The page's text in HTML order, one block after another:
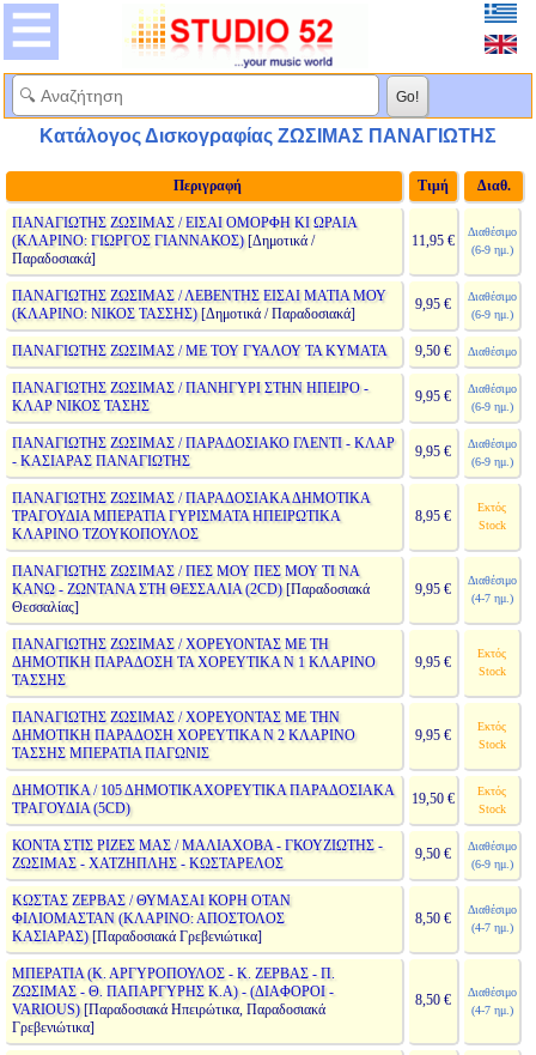
Κατάλογος Δισκογραφίας ΖΩΣΙΜΑΣ ΠΑΝΑΓΙΩΤΗΣ
Περιγραφή Τιμή Διαθ.
ΠΑΝΑΓΙΩΤΗΣ ΖΩΣΙΜΑΣ / ΕΙΣΑΙ ΟΜΟΡΦΗ ΚΙ ΩΡΑΙΑ
(ΚΛΑΡΙΝΟ: ΓΙΩΡΓΟΣ ΓΙΑΝΝΑΚΟΣ)[Δημοτικά /
Παραδοσιακά]
11,95 €
Διαθέσιμο
(6-9 ημ.)
ΠΑΝΑΓΙΩΤΗΣ ΖΩΣΙΜΑΣ / ΛΕΒΕΝΤΗΣ ΕΙΣΑΙ ΜΑΤΙΑ ΜΟΥ
(ΚΛΑΡΙΝΟ: ΝΙΚΟΣ ΤΑΣΣΗΣ)[Δημοτικά / Παραδοσιακά]
9,95 €
Διαθέσιμο
(6-9 ημ.)
ΠΑΝΑΓΙΩΤΗΣ ΖΩΣΙΜΑΣ / ΜΕ ΤΟΥ ΓΥΑΛΟΥ ΤΑ ΚΥΜΑΤΑ 9,50 € Διαθέσιμο
ΠΑΝΑΓΙΩΤΗΣ ΖΩΣΙΜΑΣ / ΠΑΝΗΓΥΡΙ ΣΤΗΝ ΗΠΕΙΡΟ -
ΚΛΑΡ ΝΙΚΟΣ ΤΑΣΗΣ
9,95 €
Διαθέσιμο
(6-9 ημ.)
ΠΑΝΑΓΙΩΤΗΣ ΖΩΣΙΜΑΣ / ΠΑΡΑΔΟΣΙΑΚΟ ΓΛΕΝΤΙ - ΚΛΑΡ
- ΚΑΣΙΑΡΑΣ ΠΑΝΑΓΙΩΤΗΣ
9,95 €
Διαθέσιμο
(6-9 ημ.)
ΠΑΝΑΓΙΩΤΗΣ ΖΩΣΙΜΑΣ / ΠΑΡΑΔΟΣΙΑΚΑ ΔΗΜΟΤΙΚΑ
ΤΡΑΓΟΥΔΙΑ ΜΠΕΡΑΤΙΑ ΓΥΡΙΣΜΑΤΑ ΗΠΕΙΡΩΤΙΚΑ
ΚΛΑΡΙΝΟ ΤΖΟΥΚΟΠΟΥΛΟΣ
8,95 €
Εκτός
Stock
ΠΑΝΑΓΙΩΤΗΣ ΖΩΣΙΜΑΣ / ΠΕΣ ΜΟΥ ΠΕΣ ΜΟΥ ΤΙ ΝΑ
ΚΑΝΩ - ΖΩΝΤΑΝΑ ΣΤΗ ΘΕΣΣΑΛΙΑ (2CD)[Παραδοσιακά
Θεσσαλίας]
9,95 €
Διαθέσιμο
(4-7 ημ.)
ΠΑΝΑΓΙΩΤΗΣ ΖΩΣΙΜΑΣ / ΧΟΡΕΥΟΝΤΑΣ ΜΕ ΤΗ
ΔΗΜΟΤΙΚΗ ΠΑΡΑΔΟΣΗ ΤΑ ΧΟΡΕΥΤΙΚΑ Ν 1 ΚΛΑΡΙΝΟ
ΤΑΣΣΗΣ
9,95 €
Εκτός
Stock
ΠΑΝΑΓΙΩΤΗΣ ΖΩΣΙΜΑΣ / ΧΟΡΕΥΟΝΤΑΣ ΜΕ ΤΗΝ
ΔΗΜΟΤΙΚΗ ΠΑΡΑΔΟΣΗ ΧΟΡΕΥΤΙΚΑ Ν 2 ΚΛΑΡΙΝΟ
ΤΑΣΣΗΣ ΜΠΕΡΑΤΙΑ ΠΑΓΩΝΙΣ
9,95 €
Εκτός
Stock
ΔΗΜΟΤΙΚΑ / 105 ΔΗΜΟΤΙΚΑΧΟΡΕΥΤΙΚΑ ΠΑΡΑΔΟΣΙΑΚΑ
ΤΡΑΓΟΥΔΙΑ (5CD)
19,50 €
Εκτός
Stock
ΚΟΝΤΑ ΣΤΙΣ ΡΙΖΕΣ ΜΑΣ / ΜΑΛΙΑΧΟΒΑ - ΓΚΟΥΖΙΩΤΗΣ -
ΖΩΣΙΜΑΣ - ΧΑΤΖΗΠΛΗΣ - ΚΩΣΤΑΡΕΛΟΣ
9,50 €
Διαθέσιμο
(6-9 ημ.)
ΚΩΣΤΑΣ ΖΕΡΒΑΣ / ΘΥΜΑΣΑΙ ΚΟΡΗ ΟΤΑΝ
ΦΙΛΙΟΜΑΣΤΑΝ (ΚΛΑΡΙΝΟ: ΑΠΟΣΤΟΛΟΣ
ΚΑΣΙΑΡΑΣ)[Παραδοσιακά Γρεβενιώτικα]
8,50 €
Διαθέσιμο
(4-7 ημ.)
ΜΠΕΡΑΤΙΑ (Κ. ΑΡΓΥΡΟΠΟΥΛΟΣ - Κ. ΖΕΡΒΑΣ - Π.
ΖΩΣΙΜΑΣ - Θ. ΠΑΠΑΡΓΥΡΗΣ Κ.Α) - (ΔΙΑΦΟΡΟΙ -
VARIOUS)[Παραδοσιακά Ηπειρώτικα, Παραδοσιακά
Γρεβενιώτικα]
8,50 €
Διαθέσιμο
(4-7 ημ.)